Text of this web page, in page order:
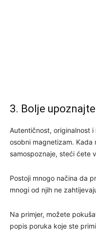
3. Bolje
Autentičnost, originalnost
osobni magnetizam. Kada
samospoznaje, steći ćete
Postoji mnogo načina da
mnogi od njih ne
Na primjer, možete
popis poruka koje ste